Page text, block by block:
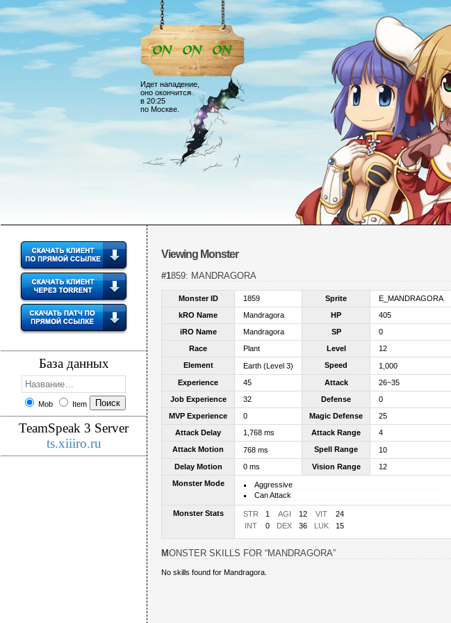
Идет нападение,
оно окончится
в 20:25
по Москве.
База данных
Mob Item
TeamSpeak 3 Server
ts.xiiiro.ru
Viewing Monster
#1859: MANDRAGORA
Monster ID 1859 Sprite E_MANDRAGORA
kRO Name Mandragora HP
405
iRO Name
Mandragora SP
0
Race
Plant Level
12
Element
Earth (Level 3) Speed
1,000
Experience
45 Attack
26~35
Job Experience
32 Defense
0
MVP Experience
0 Magic Defense
25
Attack Delay
1,768 ms Attack Range
4
Attack Motion
768 ms Spell Range
10
Delay Motion
0 ms Vision Range
12
Monster Mode
Aggressive
Can Attack
Monster Stats STR 1 AGI 12 VIT
24
INT
0 DEX 36 LUK 15
MONSTER SKILLS FOR “MANDRAGORA”
No skills found for Mandragora.